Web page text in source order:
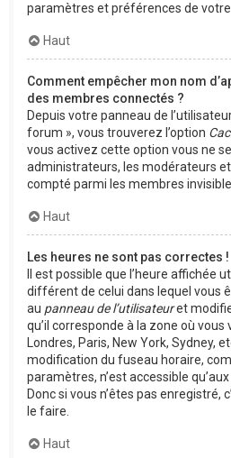
paramètres et préférences de votre
Haut
Comment empêcher mon nom
des membres connectés ?
Depuis votre panneau de
forum », vous trouverez l’option
vous activez cette option vous ne
administrateurs, les modérateurs
compté parmi les membres
Haut
Les heures ne sont pas correctes !
Il est possible que l’heure affichée
différent de celui dans lequel vous
au panneau de l’utilisateuret
qu’il corresponde à la zone où vous
Londres, Paris, New York, Sydney,
modification du fuseau horaire,
paramètres, n’est accessible
Donc si vous n’êtes pas enregistré,
le faire.
Haut